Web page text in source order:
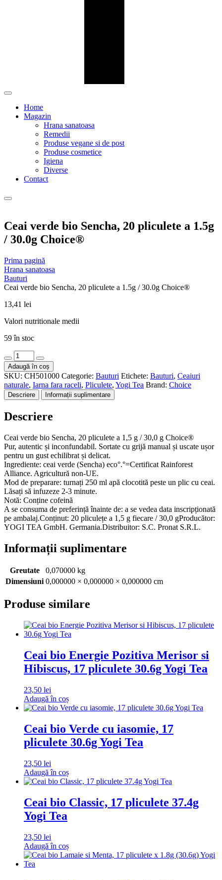
Home
Magazin
Hrana sanatoasa
Remedii
Produse vegane si de post
Produse cosmetice
Igiena
Diverse
Contact
Ceai verde bio Sencha, 20 pliculete a 1.5g
/ 30.0g Choice®
Prima pagină
Hrana sanatoasa
Bauturi
Ceai verde bio Sencha, 20 pliculete a 1.5g / 30.0g Choice®
13,41 lei
Valori nutritionale medii
59 în stoc
Cantitate
Ceai
verde
bio
Sencha,
20
/
30.0g
Choice®
Adaugă în coș
SKU: CH501000 Categorie: Bauturi Etichete: Bauturi, Ceaiuri
naturale, Iarna fara raceli, Pliculete, Yogi Tea Brand: Choice
Descriere Informații suplimentare
Descriere
Ceai verde bio Sencha, 20 pliculete a 1,5 g / 30,0 g Choice®
Pur, autentic și inconfundabil. Sortate cu grijă manual și uscate ușor
pentru un gust echilibrat și delicat.
Ingrediente: ceai verde (Sencha) eco°.°=Certificat Rainforest
Alliance. Agricultură non-UE.
Mod de preparare: turnați 250 ml apă clocotită peste un plic cu ceai.
Lăsați să infuzeze 2-3 minute.
Notă: Conține cofeină
A se consuma de preferință înainte de: a se vedea data inscripționată
pe ambalaj.Conținut: 20 pliculețe a 1,5 g fiecare / 30,0 gProducător:
YOGI TEA GmbH. Germania.Distribuitor: S.C. Pronat S.R.L.
Informații suplimentare
Greutate
0,070000 kg
Dimensiuni 0,000000 × 0,000000 × 0,000000 cm
Produse similare
Ceai bio Energie Pozitiva Merisor si
Hibiscus, 17 pliculete 30.6g Yogi Tea
23,50 lei
Adaugă în coș
Ceai bio Verde cu iasomie, 17
pliculete 30.6g Yogi Tea
23,50 lei
Adaugă în coș
Ceai bio Classic, 17 pliculete 37.4g
Yogi Tea
23,50 lei
Adaugă în coș